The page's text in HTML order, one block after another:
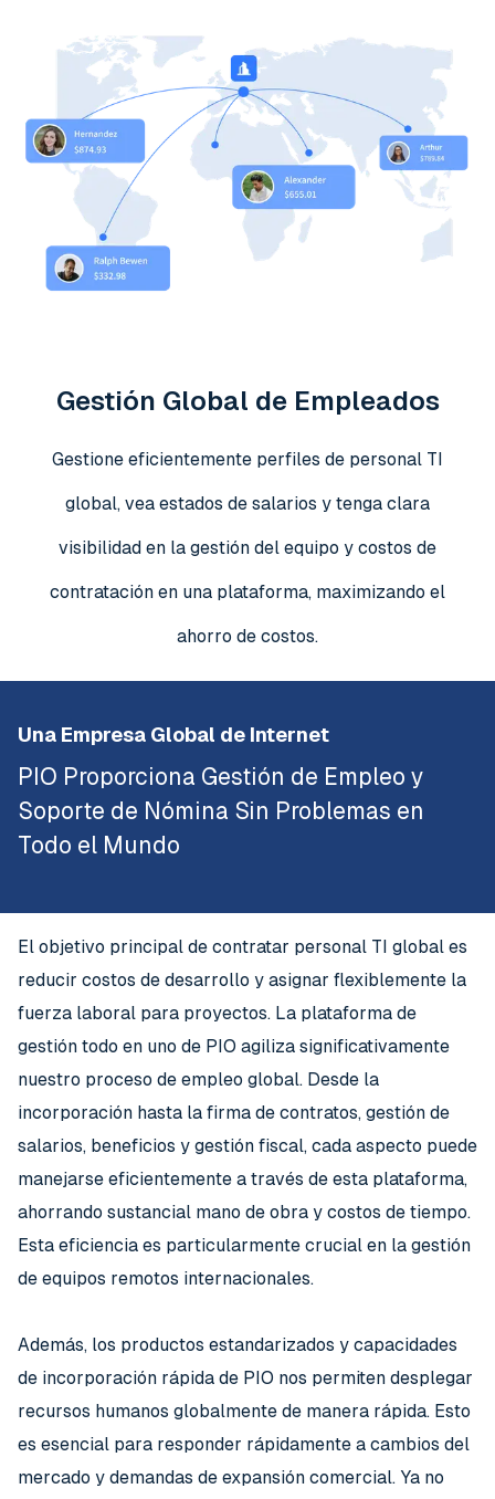
Gestión Global de Empleados
Gestione eficientemente perfiles de personal TI
global, vea estados de salarios y tenga clara
visibilidad en la gestión del equipo y costos de
contratación en una plataforma, maximizando el
ahorro de costos.
Una Empresa Global de Internet
PIO Proporciona Gestión de Empleo y
Soporte de Nómina Sin Problemas en
Todo el Mundo
El objetivo principal de contratar personal TI global es
reducir costos de desarrollo y asignar flexiblemente la
fuerza laboral para proyectos. La plataforma de
gestión todo en uno de PIO agiliza significativamente
nuestro proceso de empleo global. Desde la
incorporación hasta la firma de contratos, gestión de
salarios, beneficios y gestión fiscal, cada aspecto puede
manejarse eficientemente a través de esta plataforma,
ahorrando sustancial mano de obra y costos de tiempo.
Esta eficiencia es particularmente crucial en la gestión
de equipos remotos internacionales.
Además, los productos estandarizados y capacidades
de incorporación rápida de PIO nos permiten desplegar
recursos humanos globalmente de manera rápida. Esto
es esencial para responder rápidamente a cambios del
mercado y demandas de expansión comercial. Ya no